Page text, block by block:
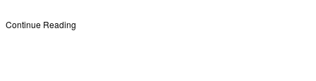
Continue Reading